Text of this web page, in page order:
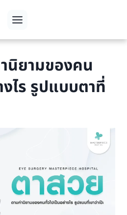
นิยามของคน
ไร รูปแบบตาที่